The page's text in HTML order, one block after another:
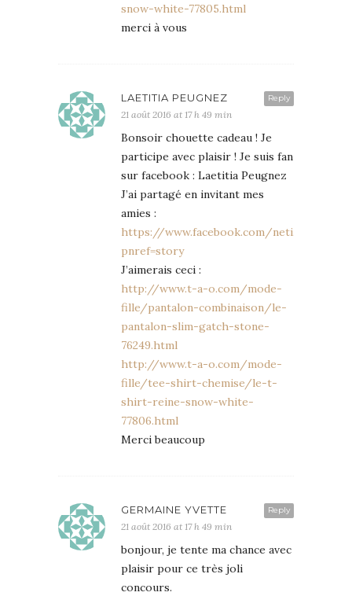
snow-white-77805.html
merci à vous
Reply
LAETITIA PEUGNEZ
21 août 2016 at 17 h 49 min
Bonsoir chouette cadeau ! Je
participe avec plaisir ! Je suis fan
sur facebook : Laetitia Peugnez
J’ai partagé en invitant mes
amies :
https://www.facebook.com/neti.fash/
pnref=story
J’aimerais ceci :
http://www.t-a-o.com/mode-
fille/pantalon-combinaison/le-
pantalon-slim-gatch-stone-
76249.html
http://www.t-a-o.com/mode-
fille/tee-shirt-chemise/le-t-
shirt-reine-snow-white-
77806.html
Merci beaucoup
Reply
GERMAINE YVETTE
21 août 2016 at 17 h 49 min
bonjour, je tente ma chance avec
plaisir pour ce très joli
concours.